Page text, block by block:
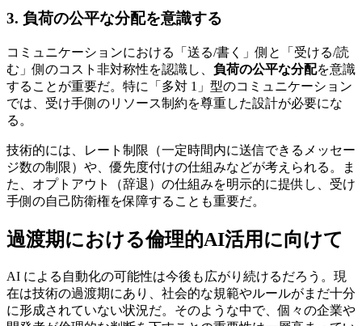
3. 負荷の公平な分配を意識する
コミュニケーションにおける「送る/書く」側と「受ける/読
む」側のコスト非対称性を認識し、 負荷の公平な分配を意識
することが重要だ。特に「多対 1」型のコミュニケーション
では、受け手側のリソース制約を尊重した設計が必要にな
る。
技術的には、レート制限（一定時間内に送信できるメッセー
ジ数の制限）や、優先度付けの仕組みなどが考えられる。ま
た、オプトアウト（辞退）の仕組みを明示的に提供し、受け
手側の自己防衛権を保障することも重要だ。
過渡期における倫理的AI活用に向けて
AI による自動化の可能性は今後も広がり続けるだろう。現
在は技術の過渡期にあり、社会的な規範やルールがまだ十分
に形成されていない状況だ。そのような中で、個々の企業や